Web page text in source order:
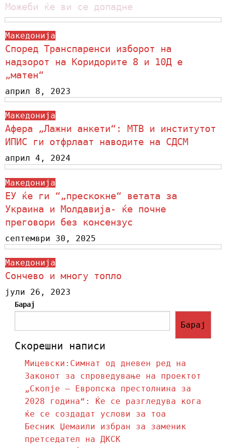
Можеби ќе ви се допадне
Македонија
Според Транспаренси изборот на
надзорот на Коридорите 8 и 10Д е
„матен“
април 8, 2023
Македонија
Афера „Лажни анкети“: МТВ и институтот
ИПИС ги отфрлаат наводите на СДСМ
април 4, 2024
Македонија
ЕУ ќе ги “„прескокне“ ветата за
Украина и Молдавија- ќе почне
преговори без консензус
септември 30, 2025
Македонија
Сончево и многу топло
јули 26, 2023
Барај
Барај
Скорешни написи
Мицевски:Симнат од дневен ред на
Законот за спроведување на проектот
„Скопје – Европска престолнина за
2028 година“: Ќе се разгледува кога
ќе се создадат услови за тоа
Бесник Џемаили избран за заменик
претседател на ДКСК